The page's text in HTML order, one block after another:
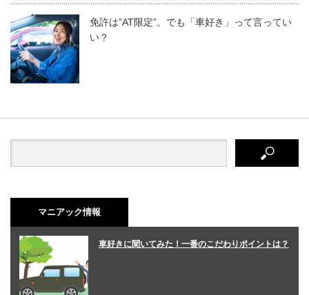
免許は”AT限定”。でも「車好き」って言ってい
い？
マニアック情報
車好きに聞いてみた！一番のこだわりポイントは？